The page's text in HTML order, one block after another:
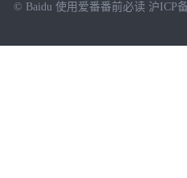
© Baidu 使用爱番番前必读 沪ICP